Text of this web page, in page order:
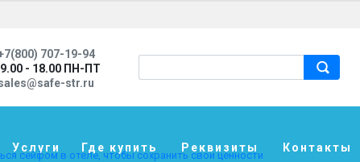
707-19-94
- 18.00 ПН-ПТ
str.ru
Услуги Где купить Реквизиты Контакты
сейфом в отеле, чтобы сохранить свои ценности